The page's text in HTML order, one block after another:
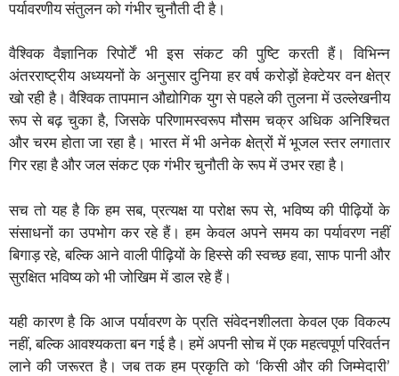
पर्यावरणीय संतुलन को गंभीर चुनौती दी है।
वैश्विक वैज्ञानिक रिपोर्टें भी इस संकट की पुष्टि करती हैं। विभिन्न
अंतरराष्ट्रीय अध्ययनों के अनुसार दुनिया हर वर्ष करोड़ों हेक्टेयर वन क्षेत्र
खो रही है। वैश्विक तापमान औद्योगिक युग से पहले की तुलना में उल्लेखनीय
रूप से बढ़ चुका है, जिसके परिणामस्वरूप मौसम चक्र अधिक अनिश्चित
और चरम होता जा रहा है। भारत में भी अनेक क्षेत्रों में भूजल स्तर लगातार
गिर रहा है और जल संकट एक गंभीर चुनौती के रूप में उभर रहा है।
सच तो यह है कि हम सब, प्रत्यक्ष या परोक्ष रूप से, भविष्य की पीढ़ियों के
संसाधनों का उपभोग कर रहे हैं। हम केवल अपने समय का पर्यावरण नहीं
बिगाड़ रहे, बल्कि आने वाली पीढ़ियों के हिस्से की स्वच्छ हवा, साफ पानी और
सुरक्षित भविष्य को भी जोखिम में डाल रहे हैं।
यही कारण है कि आज पर्यावरण के प्रति संवेदनशीलता केवल एक विकल्प
नहीं, बल्कि आवश्यकता बन गई है। हमें अपनी सोच में एक महत्वपूर्ण परिवर्तन
लाने की जरूरत है। जब तक हम प्रकृति को ‘किसी और की जिम्मेदारी’